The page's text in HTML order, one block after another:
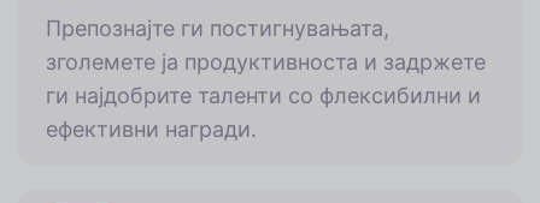
Препознајте ги постигнувањата,
зголемете ја продуктивноста и задржете
ги најдобрите таленти со флексибилни и
ефективни награди.